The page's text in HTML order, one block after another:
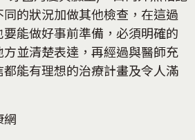
的狀況加做其他檢查，在這過
能做好事前準備，必須明確的
並清楚表達，再經過與醫師充
能有理想的治療計畫及令人滿
網